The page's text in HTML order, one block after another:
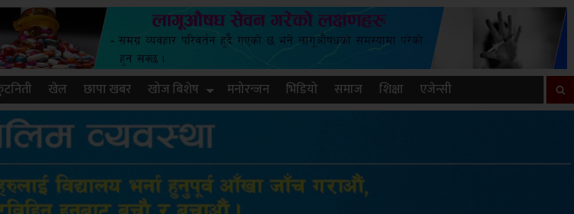
खेल छापा खबर खोज बिशेष मनोरन्जन भिडियो समाज शिक्षा एजेन्सी